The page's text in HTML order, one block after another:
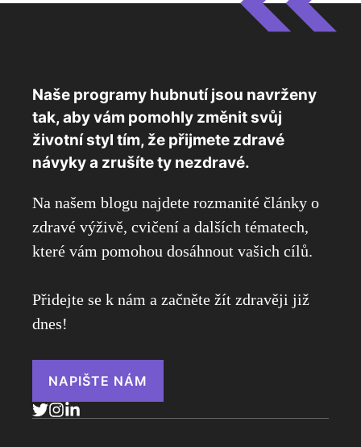
Naše programy hubnutí jsou navrženy
tak, aby vám pomohly změnit svůj
životní styl tím, že přijmete zdravé
návyky a zrušíte ty nezdravé.
Na našem blogu najdete rozmanité články o
zdravé výživě, cvičení a dalších tématech,
které vám pomohou dosáhnout vašich cílů.
Přidejte se k nám a začněte žít zdravěji již
dnes!
NAPIŠTE NÁM